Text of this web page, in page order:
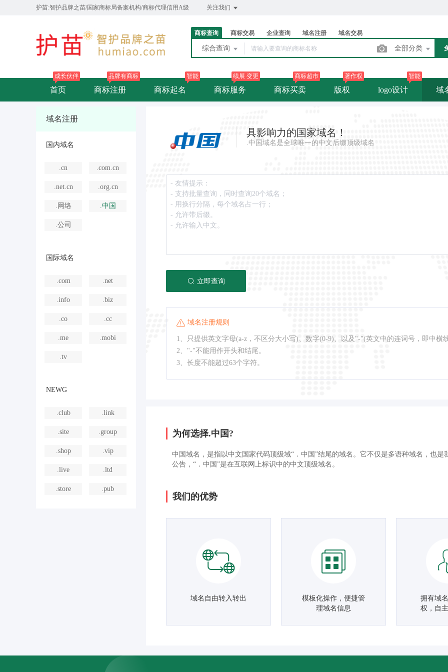
护苗:智护品牌之苗/国家商标局备案机构/商标代理信用A级 关注我们
商标查询 商标交易 企业查询 域名注册 域名交易
综合查询 全部分类
首页
成长伙伴
商标注册
品牌有商标
商标起名
智能
商标服务
续展 变更
商标买卖
商标超市
版权
著作权
logo设计
智能
域
域名注册
国内域名
.cn .com.cn
.net.cn .org.cn
.网络 .中国
.公司
国际域名
.com .net
.info .biz
.co .cc
.me .mobi
.tv
NEWG
.club .link
.site .group
.shop .vip
.live .ltd
.store .pub
具影响力的国家域名！
.中国域名是全球唯一的中文后缀顶级域名
立即查询
域名注册规则
1、只提供英文字母(a-z，不区分大小写)、数字(0-9)、以及"-"(英文中的连词号，即中横
2、"-"不能用作开头和结尾。
3、长度不能超过63个字符。
为何选择.中国?
中国域名，是指以中文国家代码顶级域“．中国”结尾的域名。它不仅是多语种域名，也
公告，“．中国”是在互联网上标识中的中文顶级域名。
我们的优势
域名自由转入转出
模板化操作，便捷管
理域名信息
拥有域
权，自